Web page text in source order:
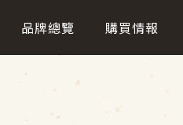
品牌總覽 購買情報